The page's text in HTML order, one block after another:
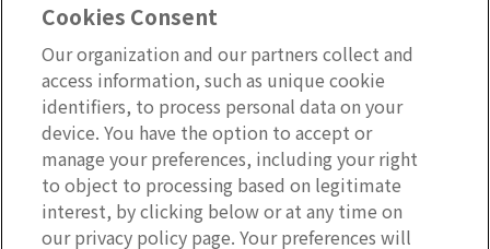
ラーニング トップ
動画（LumApps Play）
従業員ジャーニー
モバイルアプリ
施設管理
施設管理 トップ
Cookies Consent
Our organization and our partners collect and
access information, such as unique cookie
identifiers, to process personal data on your
device. You have the option to accept or
manage your preferences, including your right
to object to processing based on legitimate
interest, by clicking below or at any time on
our privacy policy page. Your preferences will